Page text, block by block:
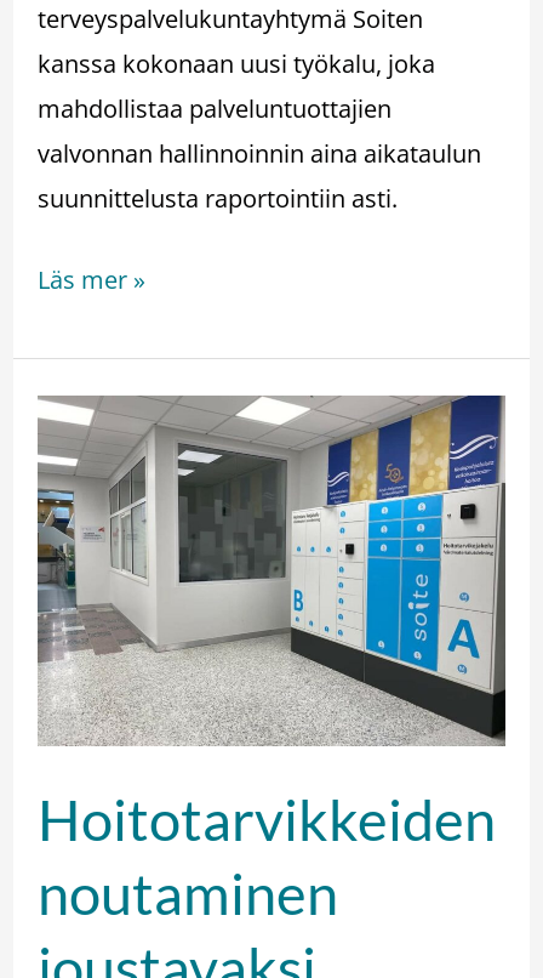
terveyspalvelukuntayhtymä Soiten
kanssa kokonaan uusi työkalu, joka
mahdollistaa palveluntuottajien
valvonnan hallinnoinnin aina aikataulun
suunnittelusta raportointiin asti.
Läs mer »
Hoitotarvikkeiden
noutaminen
Hoitotarvikkeiden
noutaminen
joustavaksi
noutoautomaatin
avulla